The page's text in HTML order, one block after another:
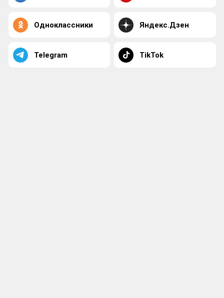
Одноклассники Яндекс.Дзен
Telegram TikTok